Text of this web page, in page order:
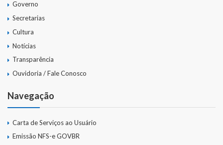
Governo
Secretarias
Cultura
Notícias
Transparência
Ouvidoria / Fale Conosco
Navegação
Carta de Serviços ao Usuário
Emissão NFS-e GOVBR